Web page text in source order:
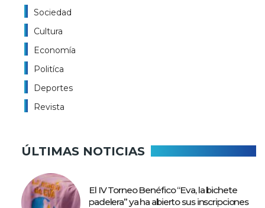
Sociedad
Cultura
Economía
Politíca
Deportes
Revista
ÚLTIMAS NOTICIAS
El IV Torneo Benéfico “Eva, la bichete
padelera” ya ha abierto sus inscripciones